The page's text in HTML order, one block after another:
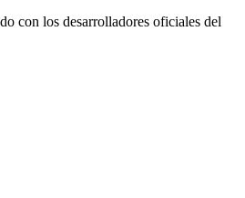
con los desarrolladores oficiales del